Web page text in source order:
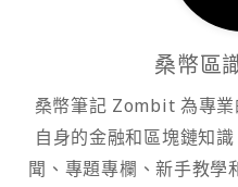
桑幣區
桑幣筆記 Zombit 為專
自身的金融和區塊鏈知
聞、專題專欄、新手教學